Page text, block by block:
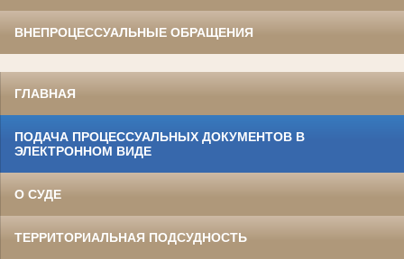
ВНЕПРОЦЕССУАЛЬНЫЕ ОБРАЩЕНИЯ
ГЛАВНАЯ
ПОДАЧА ПРОЦЕССУАЛЬНЫХ ДОКУМЕНТОВ В
ЭЛЕКТРОННОМ ВИДЕ
О СУДЕ
ТЕРРИТОРИАЛЬНАЯ ПОДСУДНОСТЬ